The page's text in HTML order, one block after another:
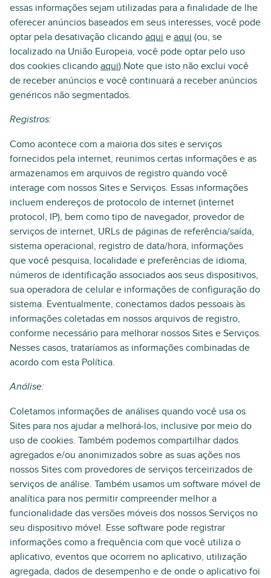
essas informações sejam utilizadas para a finalidade de lhe
oferecer anúncios baseados em seus interesses, você pode
optar pela desativação clicando aqui e aqui (ou, se
localizado na União Europeia, você pode optar pelo uso
dos cookies clicando aqui).Note que isto não exclui você
de receber anúncios e você continuará a receber anúncios
genéricos não segmentados.
Registros:
Como acontece com a maioria dos sites e serviços
fornecidos pela internet, reunimos certas informações e as
armazenamos em arquivos de registro quando você
interage com nossos Sites e Serviços. Essas informações
incluem endereços de protocolo de internet (internet
protocol, IP), bem como tipo de navegador, provedor de
serviços de internet, URLs de páginas de referência/saída,
sistema operacional, registro de data/hora, informações
que você pesquisa, localidade e preferências de idioma,
números de identificação associados aos seus dispositivos,
sua operadora de celular e informações de configuração do
sistema. Eventualmente, conectamos dados pessoais às
informações coletadas em nossos arquivos de registro,
conforme necessário para melhorar nossos Sites e Serviços.
Nesses casos, trataríamos as informações combinadas de
acordo com esta Política.
Análise:
Coletamos informações de análises quando você usa os
Sites para nos ajudar a melhorá-los, inclusive por meio do
uso de cookies. Também podemos compartilhar dados
agregados e/ou anonimizados sobre as suas ações nos
nossos Sites com provedores de serviços terceirizados de
serviços de análise. Também usamos um software móvel de
analítica para nos permitir compreender melhor a
funcionalidade das versões móveis dos nossos Serviços no
seu dispositivo móvel. Esse software pode registrar
informações como a frequência com que você utiliza o
aplicativo, eventos que ocorrem no aplicativo, utilização
agregada, dados de desempenho e de onde o aplicativo foi